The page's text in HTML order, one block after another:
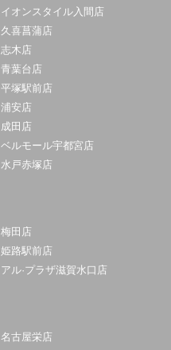
イオンスタイル入間店
久喜菖蒲店
志木店
青葉台店
平塚駅前店
浦安店
成田店
ベルモール宇都宮店
水戸赤塚店
梅田店
姫路駅前店
アル·プラザ滋賀水口店
名古屋栄店